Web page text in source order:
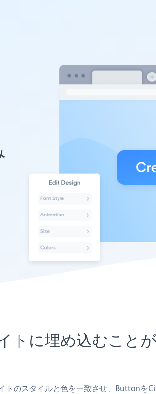
に埋め込むこと
のスタイルと色を一致させ、Buttonを